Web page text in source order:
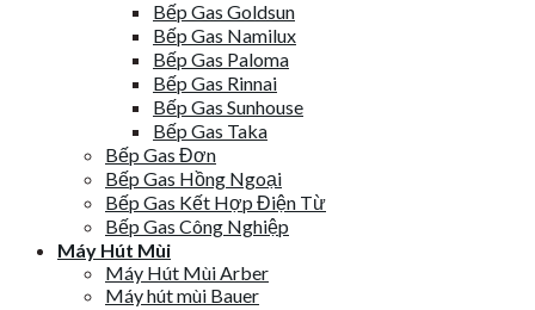
Bếp Gas Goldsun
Bếp Gas Namilux
Bếp Gas Paloma
Bếp Gas Rinnai
Bếp Gas Sunhouse
Bếp Gas Taka
Bếp Gas Đơn
Bếp Gas Hồng Ngoại
Bếp Gas Kết Hợp Điện Từ
Bếp Gas Công Nghiệp
Máy Hút Mùi
Máy Hút Mùi Arber
Máy hút mùi Bauer